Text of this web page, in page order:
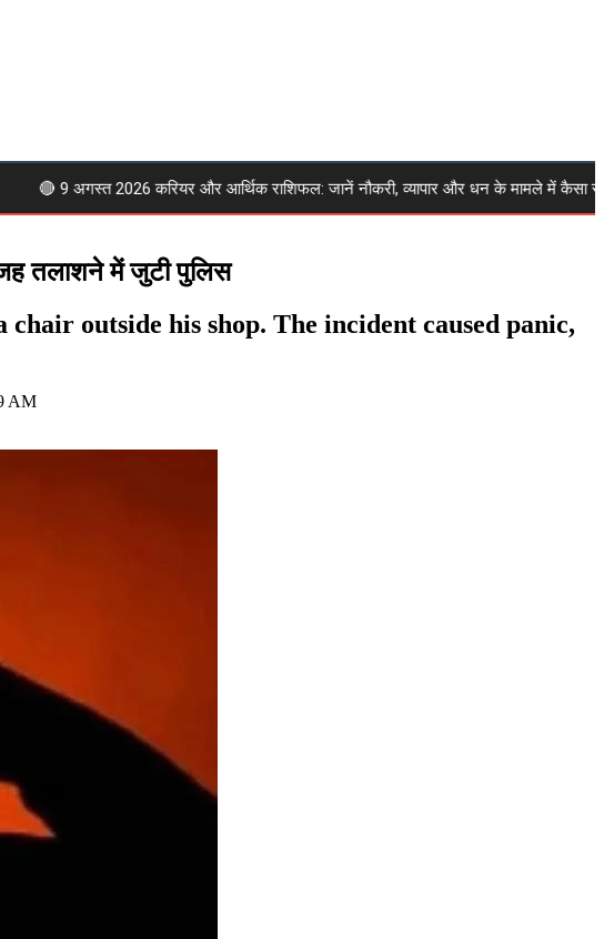
🔴 9 अगस्त 2026 करियर और आर्थिक राशिफल: जानें नौकरी, व्यापार और धन के मामले में कैसा रहेगा
तलाशने में जुटी पुलिस
outside his shop. The incident caused panic,
AM